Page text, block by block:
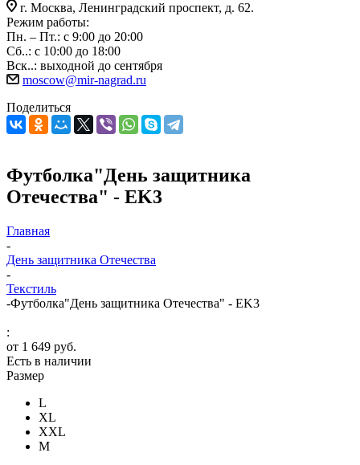
г. Москва, Ленинградский проспект, д. 62.
Режим работы:
Пн. – Пт.: с 9:00 до 20:00
Сб..: с 10:00 до 18:00
Вск..: выходной до сентября
moscow@mir-nagrad.ru
Поделиться
Футболка"День защитника
Отечества" - EK3
Главная
-
День защитника Отечества
-
Текстиль
-Футболка"День защитника Отечества" - EK3
:
от 1 649 руб.
Есть в наличии
Размер
L
XL
XXL
М